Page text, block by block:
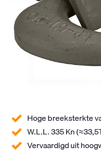
Hoge breeksterkte
W.L.L. 335 Kn
Vervaardigd uit